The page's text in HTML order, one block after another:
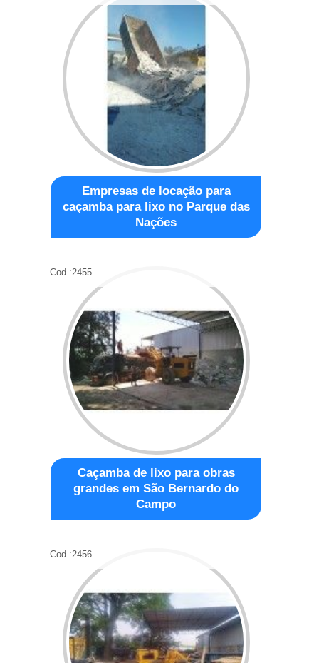
Empresas de locação para
caçamba para lixo no Parque das
Nações
Cod.:2455
Caçamba de lixo para obras
grandes em São Bernardo do
Campo
Cod.:2456